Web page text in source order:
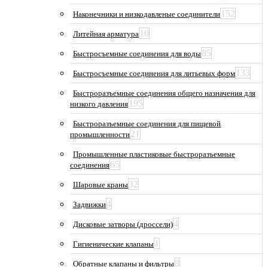
Наконечники и низкодавленые соединители 152
Литейная арматура 10
Быстросъемные соединения для воды85
Быстросъемные соединения для литьевых форм 133
Быстроразъемные соединения общего назначения для
низкого давления 195
Быстроразъемные соединения для пищевой
промышленности21
Промышленные пластиковые быстроразъемные
соединения65
Шаровые краны32
Задвижки4
Дисковые затворы (дроссели)4
Гигиенические клапаны 1
Обратные клапаны и фильтры8